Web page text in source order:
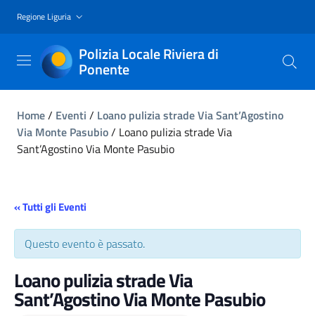
Regione Liguria
Polizia Locale Riviera di
Ponente
Home/ Eventi / Loano pulizia strade Via Sant’Agostino
Via Monte Pasubio/ Loano pulizia strade Via
Sant’Agostino Via Monte Pasubio
« Tutti gli Eventi
Questo evento è passato.
Loano pulizia strade Via
Sant’Agostino Via Monte Pasubio